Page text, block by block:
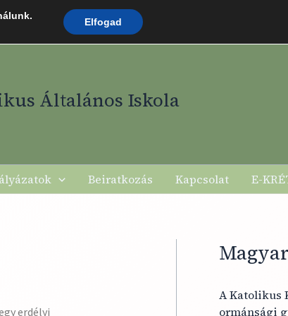
Iskolánk fenntartója:
Általános Iskola
Beiratkozás Kapcsolat E-
erdélyi
A Katolikus
ormánsági
Elfogad